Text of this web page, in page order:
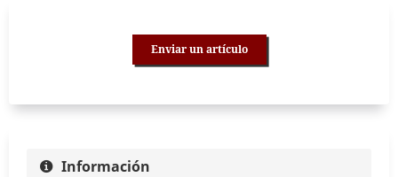
Enviar un artículo
Información